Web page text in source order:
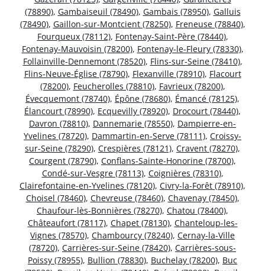
(78890), Gambaiseuil (78490), Gambais (78950), Galluis
(78490), Gaillon-sur-Montcient (78250), Freneuse (78840),
Fourqueux (78112), Fontenay-Saint-Père (78440),
Fontenay-Mauvoisin (78200), Fontenay-le-Fleury (78330),
Follainville-Dennemont (78520), Flins-sur-Seine (78410),
Flins-Neuve-Église (78790), Flexanville (78910), Flacourt
(78200), Feucherolles (78810), Favrieux (78200),
Évecquemont (78740), Épône (78680), Émancé (78125),
Élancourt (78990), Ecquevilly (78920), Drocourt (78440),
Davron (78810), Dannemarie (78550), Dampierre-en-
Yvelines (78720), Dammartin-en-Serve (78111), Croissy-
sur-Seine (78290), Crespières (78121), Cravent (78270),
Courgent (78790), Conflans-Sainte-Honorine (78700),
Condé-sur-Vesgre (78113), Coignières (78310),
Clairefontaine-en-Yvelines (78120), Civry-la-Forêt (78910),
Choisel (78460), Chevreuse (78460), Chavenay (78450),
Chaufour-lès-Bonnières (78270), Chatou (78400),
Châteaufort (78117), Chapet (78130), Chanteloup-les-
Vignes (78570), Chambourcy (78240), Cernay-la-Ville
(78720), Carrières-sur-Seine (78420), Carrières-sous-
Poissy (78955), Bullion (78830), Buchelay (78200), Buc